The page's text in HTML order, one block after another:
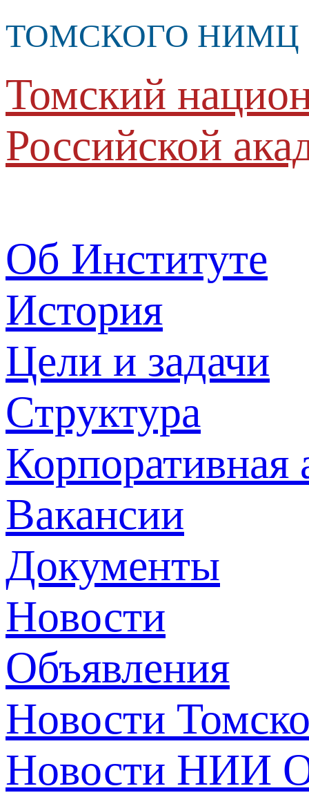
ТОМСКОГО НИМЦ
Томский
Российской
Об Институте
История
Цели и задачи
Структура
Корпоративная
Вакансии
Документы
Новости
Объявления
Новости
Новости НИИ